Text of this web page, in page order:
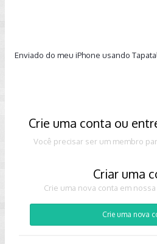
Enviado do meu iPhone usando
Crie uma conta ou
Você precisar ser um membro
Criar uma
Crie uma nova conta em
Crie uma nova